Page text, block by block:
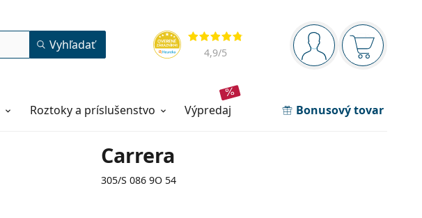
Navigačný panel
ste prihláseníNákupný
Hodnotenia
4,9/5
Vyhľadať
Roztoky a príslušenstvo výpredaj Bonusový tovar
Carrera
305/S 086 9O 54